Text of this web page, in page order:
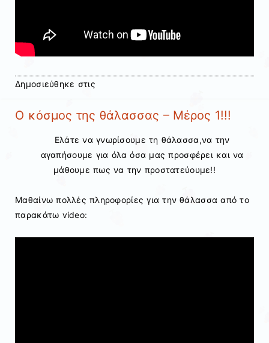
Δημοσιεύθηκε στις
Ο κόσμος της θάλασσας – Μέρος 1!!!
Ελάτε να γνωρίσουμε τη θάλασσα,να την
αγαπήσουμε για όλα όσα μας προσφέρει και να
μάθουμε πως να την προστατεύουμε!!
Μαθαίνω πολλές πληροφορίες για την θάλασσα από το
παρακάτω video: